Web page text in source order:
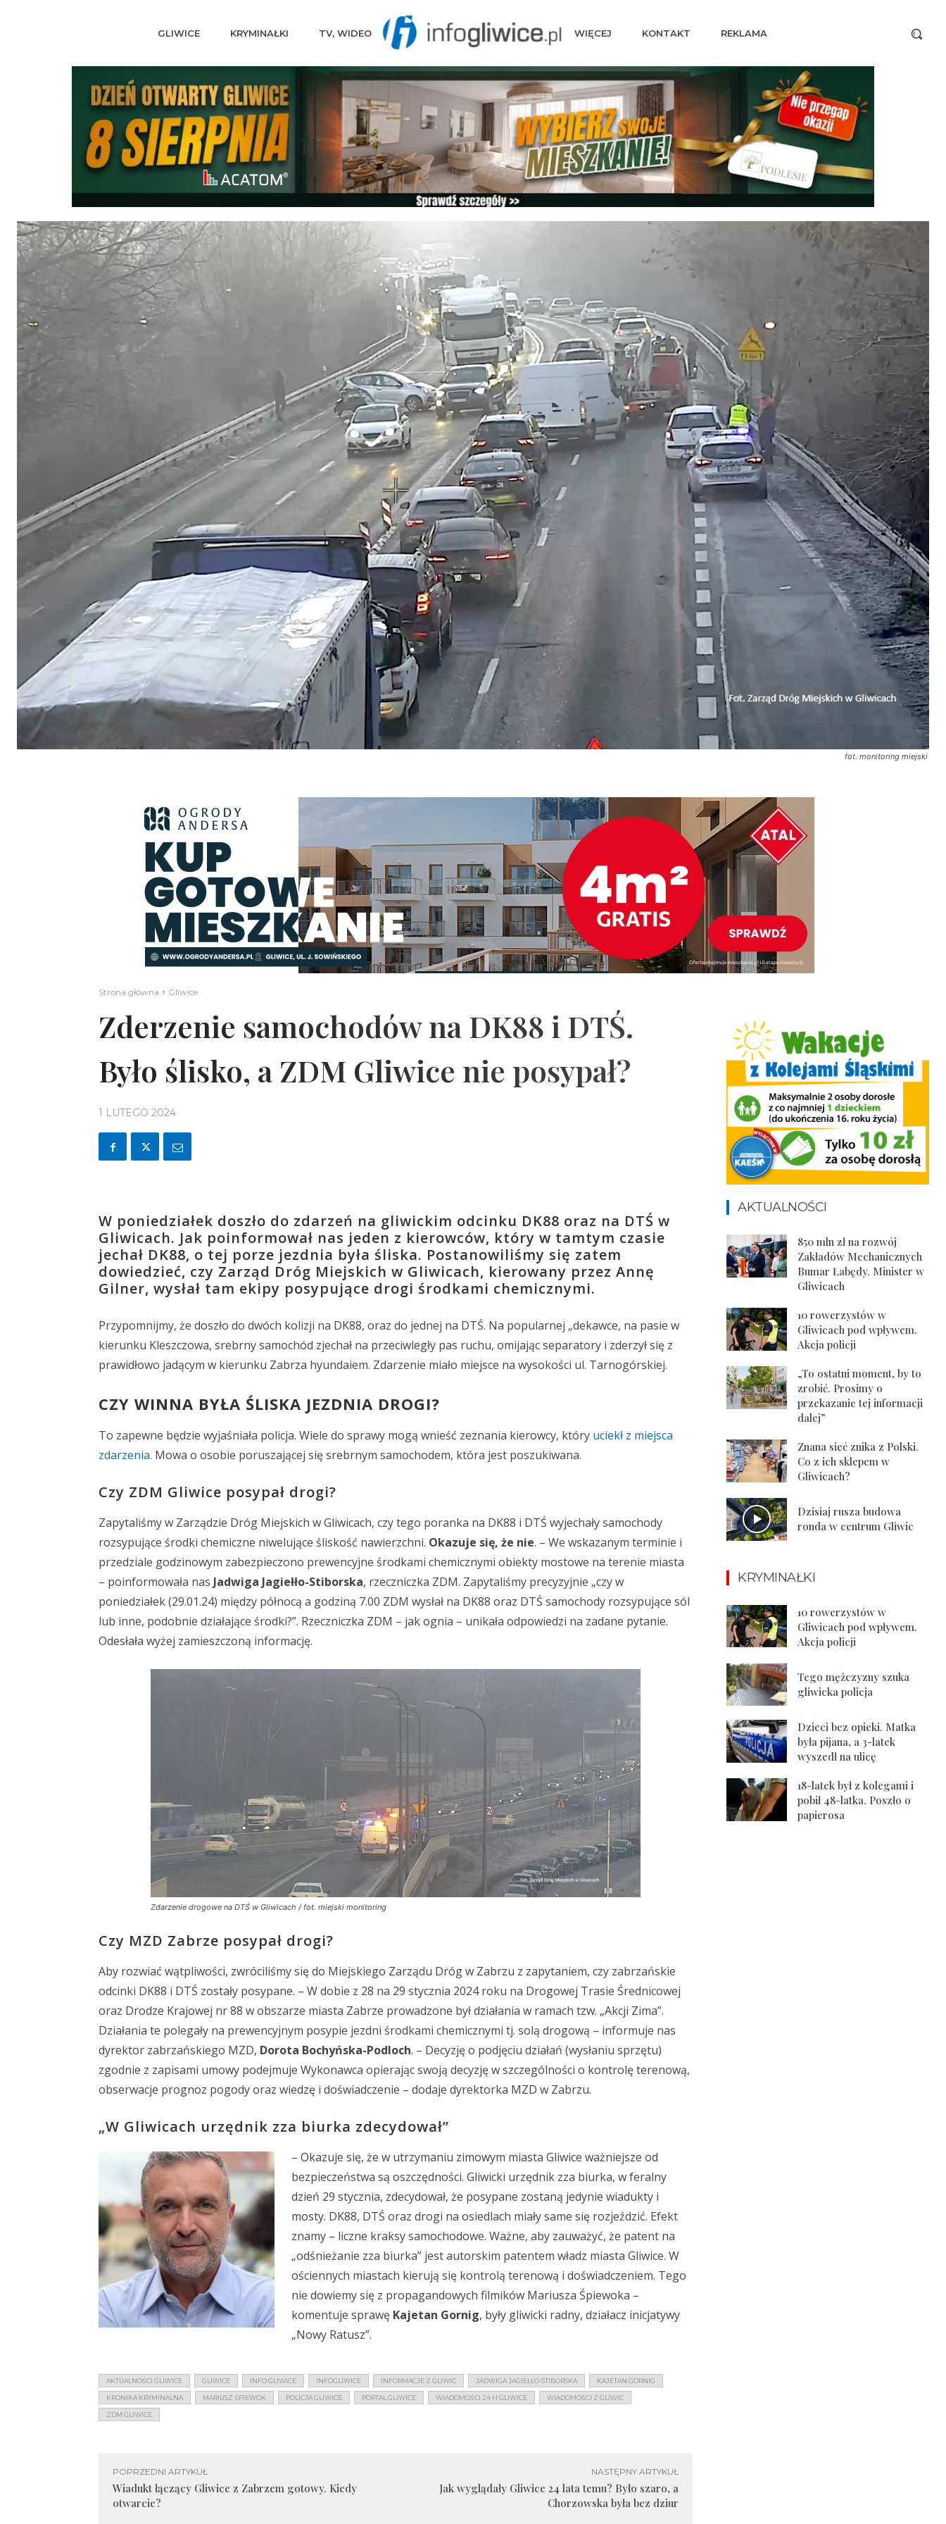
GLIWICE KRYMINAŁKI TV, WIDEO WIĘCEJ KONTAKT REKLAMA
fot. monitoring miejski
Strona główna Gliwice
Zderzenie samochodów na DK88 i DTŚ.
Było ślisko, a ZDM Gliwice nie posypał?
1 LUTEGO 2024
W poniedziałek doszło do zdarzeń na gliwickim odcinku DK88 oraz na DTŚ w
Gliwicach. Jak poinformował nas jeden z kierowców, który w tamtym czasie
jechał DK88, o tej porze jezdnia była śliska. Postanowiliśmy się zatem
dowiedzieć, czy Zarząd Dróg Miejskich w Gliwicach, kierowany przez Annę
Gilner, wysłał tam ekipy posypujące drogi środkami chemicznymi.
Przypomnijmy, że doszło do dwóch kolizji na DK88, oraz do jednej na DTŚ. Na popularnej „dekawce, na pasie w
kierunku Kleszczowa, srebrny samochód zjechał na przeciwległy pas ruchu, omijając separatory i zderzył się z
prawidłowo jadącym w kierunku Zabrza hyundaiem. Zdarzenie miało miejsce na wysokości ul. Tarnogórskiej.
CZY WINNA BYŁA ŚLISKA JEZDNIA DROGI?
To zapewne będzie wyjaśniała policja. Wiele do sprawy mogą wnieść zeznania kierowcy, który uciekł z miejsca
zdarzenia. Mowa o osobie poruszającej się srebrnym samochodem, która jest poszukiwana.
Czy ZDM Gliwice posypał drogi?
Zapytaliśmy w Zarządzie Dróg Miejskich w Gliwicach, czy tego poranka na DK88 i DTŚ wyjechały samochody
rozsypujące środki chemiczne niwelujące śliskość nawierzchni. Okazuje się, że nie. – We wskazanym terminie i
przedziale godzinowym zabezpieczono prewencyjne środkami chemicznymi obiekty mostowe na terenie miasta
– poinformowała nas Jadwiga Jagiełło-Stiborska, rzeczniczka ZDM. Zapytaliśmy precyzyjnie „czy w
poniedziałek (29.01.24) między północą a godziną 7.00 ZDM wysłał na DK88 oraz DTŚ samochody rozsypujące sól
lub inne, podobnie działające środki?”. Rzeczniczka ZDM – jak ognia – unikała odpowiedzi na zadane pytanie.
Odesłała wyżej zamieszczoną informację.
Zdarzenie drogowe na DTŚ w Gliwicach / fot. miejski monitoring
Czy MZD Zabrze posypał drogi?
Aby rozwiać wątpliwości, zwróciliśmy się do Miejskiego Zarządu Dróg w Zabrzu z zapytaniem, czy zabrzańskie
odcinki DK88 i DTŚ zostały posypane. – W dobie z 28 na 29 stycznia 2024 roku na Drogowej Trasie Średnicowej
oraz Drodze Krajowej nr 88 w obszarze miasta Zabrze prowadzone był działania w ramach tzw. „Akcji Zima”.
Działania te polegały na prewencyjnym posypie jezdni środkami chemicznymi tj. solą drogową – informuje nas
dyrektor zabrzańskiego MZD, Dorota Bochyńska-Podloch. – Decyzję o podjęciu działań (wysłaniu sprzętu)
zgodnie z zapisami umowy podejmuje Wykonawca opierając swoją decyzję w szczególności o kontrolę terenową,
obserwacje prognoz pogody oraz wiedzę i doświadczenie – dodaje dyrektorka MZD w Zabrzu.
„W Gliwicach urzędnik zza biurka zdecydował”
– Okazuje się, że w utrzymaniu zimowym miasta Gliwice ważniejsze od
bezpieczeństwa są oszczędności. Gliwicki urzędnik zza biurka, w feralny
dzień 29 stycznia, zdecydował, że posypane zostaną jedynie wiadukty i
mosty. DK88, DTŚ oraz drogi na osiedlach miały same się rozjeździć. Efekt
znamy – liczne kraksy samochodowe. Ważne, aby zauważyć, że patent na
„odśnieżanie zza biurka” jest autorskim patentem władz miasta Gliwice. W
ościennych miastach kierują się kontrolą terenową i doświadczeniem. Tego
nie dowiemy się z propagandowych filmików Mariusza Śpiewoka –
komentuje sprawę Kajetan Gornig, były gliwicki radny, działacz inicjatywy
„Nowy Ratusz”.
AKTUALNOŚCI GLIWICE GLIWICE INFO GLIWICE INFOGLIWICE INFORMACJE Z GLIWIC JADWIGA JAGIEŁŁO-STIBORSKA KAJETAN GORNIG
KRONIKA KRYMINALNA MARIUSZ ŚPIEWOK POLICJA GLIWICE PORTAL GLIWICE WIADOMOŚCI 24 H GLIWICE WIADOMOŚCI Z GLIWIC
ZDM GLIWICE
POPRZEDNI ARTYKUŁ
Wiadukt łączący Gliwice z Zabrzem gotowy. Kiedy
otwarcie?
NASTĘPNY ARTYKUŁ
Jak wyglądały Gliwice 24 lata temu? Było szaro, a
Chorzowska była bez dziur
AKTUALNOŚCI
850 mln zł na rozwój
Zakładów Mechanicznych
Bumar Łabędy. Minister w
Gliwicach
10 rowerzystów w
Gliwicach pod wpływem.
Akcja policji
„To ostatni moment, by to
zrobić. Prosimy o
przekazanie tej informacji
dalej”
Znana sieć znika z Polski.
Co z ich sklepem w
Gliwicach?
Dzisiaj rusza budowa
ronda w centrum Gliwic
KRYMINAŁKI
10 rowerzystów w
Gliwicach pod wpływem.
Akcja policji
Tego mężczyzny szuka
gliwicka policja
Dzieci bez opieki. Matka
była pijana, a 3-latek
wyszedł na ulicę
18-latek był z kolegami i
pobił 48-latka. Poszło o
papierosa